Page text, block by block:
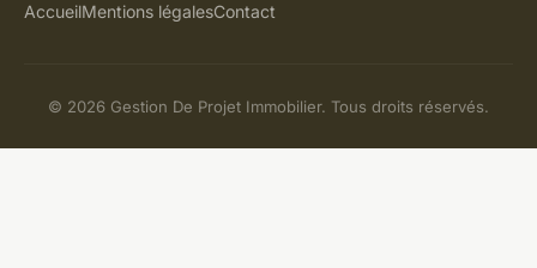
AccueilMentions légalesContact
© 2026 Gestion De Projet Immobilier. Tous droits réservés.